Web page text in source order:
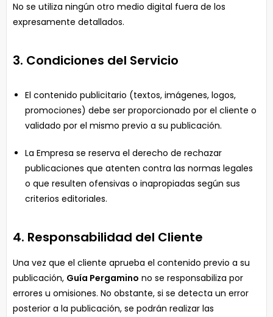
No se utiliza ningún otro medio digital fuera de los
expresamente detallados.
3. Condiciones del Servicio
El contenido publicitario (textos, imágenes, logos,
promociones) debe ser proporcionado por el cliente o
validado por el mismo previo a su publicación.
La Empresa se reserva el derecho de rechazar
publicaciones que atenten contra las normas legales
o que resulten ofensivas o inapropiadas según sus
criterios editoriales.
4. Responsabilidad del Cliente
Una vez que el cliente aprueba el contenido previo a su
publicación, Guía Pergamino no se responsabiliza por
errores u omisiones. No obstante, si se detecta un error
posterior a la publicación, se podrán realizar las